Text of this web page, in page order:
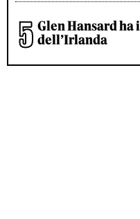
Glen Hansard
dell’Irlanda